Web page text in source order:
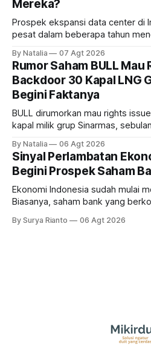
Mereka?
Prospek ekspansi data center di
pesat dalam beberapa tahun
estate, ada siapa saja mereka?
By Natalia 07 Agt 2026
Rumor Saham BULL
Backdoor 30 Kapal LNG
Begini Faktanya
BULL dirumorkan mau rights
kapal milik grup Sinarmas,
masih menarik dilirik?
By Natalia 06 Agt 2026
Sinyal Perlambatan
Begini Prospek Saham
Ekonomi Indonesia sudah mulai
Biasanya, saham bank yang
bank ke depannya?
By Surya Rianto 06 Agt 2026